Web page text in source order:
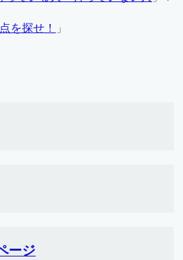
を探せ！ 」
ージ